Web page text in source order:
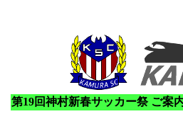
第19回神村新春サッカー祭 ご案